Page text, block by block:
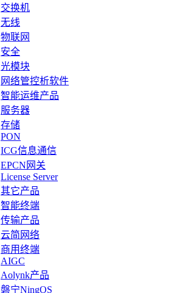
交换机
无线
物联网
安全
光模块
网络管控析软件
智能运维产品
服务器
存储
PON
ICG信息通信
EPCN网关
License Server
其它产品
智能终端
传输产品
云简网络
商用终端
AIGC
Aolynk产品
磐宁NingOS